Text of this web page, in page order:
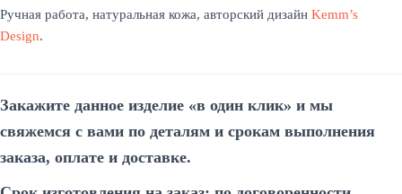
Ручная работа, натуральная кожа, авторский дизайн Kemm’s
Design.
Закажите данное изделие «в один клик» и мы
свяжемся с вами по деталям и срокам выполнения
заказа, оплате и доставке.